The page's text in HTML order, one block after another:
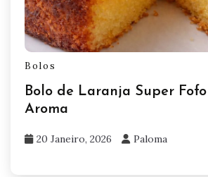
Bolos
Bolo de Laranja Super
Aroma
20 Janeiro, 2026 Paloma